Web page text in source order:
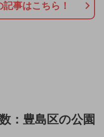
記事はこちら！
：豊島区の公園